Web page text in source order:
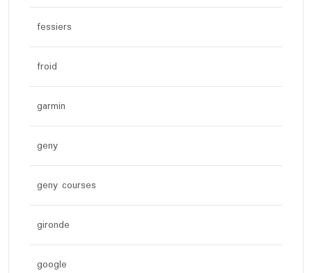
fessiers
froid
garmin
geny
geny courses
gironde
google